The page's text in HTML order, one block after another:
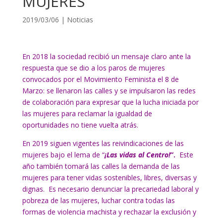
2019/03/06 | Noticias
En 2018 la sociedad recibió un mensaje claro ante la
respuesta que se dio a los paros de mujeres
convocados por el Movimiento Feminista el 8 de
Marzo: se llenaron las calles y se impulsaron las redes
de colaboración para expresar que la lucha iniciada por
las mujeres para reclamar la igualdad de
oportunidades no tiene vuelta atrás.
En 2019 siguen vigentes las reivindicaciones de las
mujeres bajo el lema de “¡Las vidas al Centro!”. Este
año también tomará las calles la demanda de las
mujeres para tener vidas sostenibles, libres, diversas y
dignas. Es necesario denunciar la precariedad laboral y
pobreza de las mujeres, luchar contra todas las
formas de violencia machista y rechazar la exclusión y